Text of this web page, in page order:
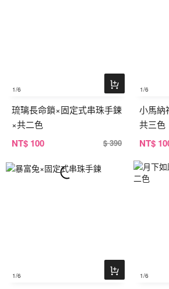
1/6
琉璃長命鎖×固定式串珠手鍊
×共二色
NT$ 100 $ 390
1/6
小馬納
共三色
NT$
1/6 1/6